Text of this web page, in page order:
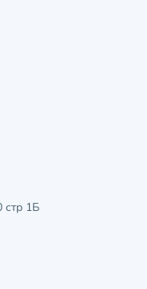
стр 1Б